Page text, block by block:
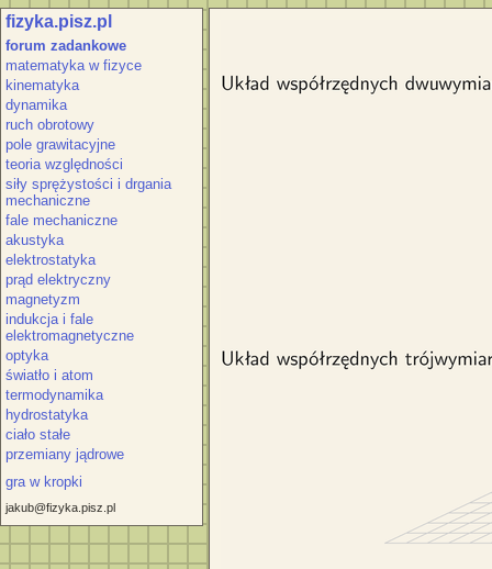
fizyka.pisz.pl
forum zadankowe
matematyka w fizyce
kinematyka
dynamika
ruch obrotowy
pole grawitacyjne
teoria względności
siły sprężystości i drgania
mechaniczne
fale mechaniczne
akustyka
elektrostatyka
prąd elektryczny
magnetyzm
indukcja i fale
elektromagnetyczne
optyka
światło i atom
termodynamika
hydrostatyka
ciało stałe
przemiany jądrowe
gra w kropki
jakub@fizyka.pisz.pl